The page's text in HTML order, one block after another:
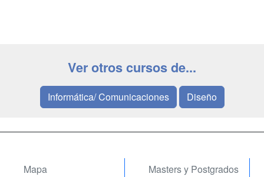
Ver otros cursos de...
Informática/ Comunicaciones Diseño
Mapa
Masters y Postgrados